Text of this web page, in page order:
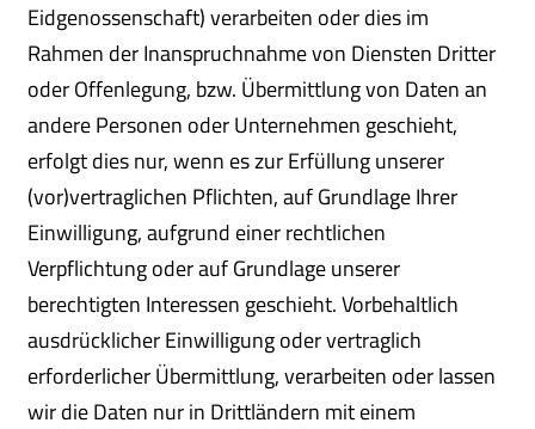
Eidgenossenschaft) verarbeiten oder dies im
Rahmen der Inanspruchnahme von Diensten Dritter
oder Offenlegung, bzw. Übermittlung von Daten an
andere Personen oder Unternehmen geschieht,
erfolgt dies nur, wenn es zur Erfüllung unserer
(vor)vertraglichen Pflichten, auf Grundlage Ihrer
Einwilligung, aufgrund einer rechtlichen
Verpflichtung oder auf Grundlage unserer
berechtigten Interessen geschieht. Vorbehaltlich
ausdrücklicher Einwilligung oder vertraglich
erforderlicher Übermittlung, verarbeiten oder lassen
wir die Daten nur in Drittländern mit einem